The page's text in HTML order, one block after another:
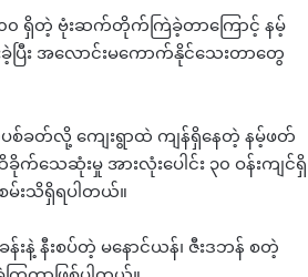
၀ ရှိတဲ့ ဗုံးဆက်တိုက်ကြဲခဲ့တာကြောင့် နမ့်
ပြီး အလောင်းမကောက်နိုင်သေးတာတွေ
ခတ်လို့ ကျေးရွာထဲ ကျန်ရှိနေတဲ့ နမ့်ဖတ်
သေဆုံးမှု အားလုံးပေါင်း ၃၀ ဝန်းကျင်ရှိ
စမ်းသိရှိရပါတယ်။
နဲ့ နီးစပ်တဲ့ မနောင်ယန်၊ ဇီးဒဘန် စတဲ့